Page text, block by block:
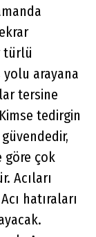
türlü
yolu arayana
tersine
tedirgin
göre çok
Acıları
hatıraları